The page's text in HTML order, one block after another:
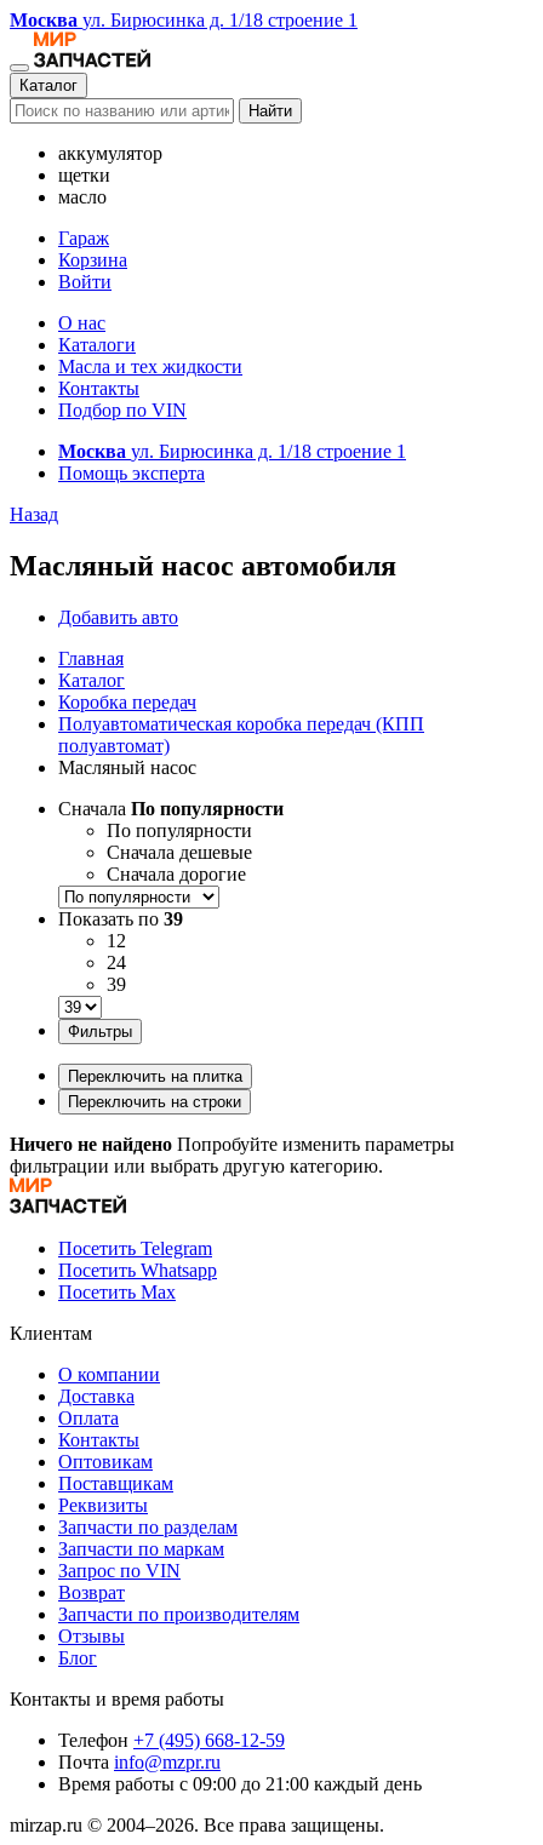
Москва ул. Бирюсинка д. 1/18 строение 1
Каталог
Найти
аккумулятор
щетки
масло
Гараж
Корзина
Войти
О нас
Каталоги
Масла и тех жидкости
Контакты
Подбор по VIN
Москва ул. Бирюсинка д. 1/18 строение 1
Помощь эксперта
Назад
Масляный насос автомобиля
Добавить авто
Главная
Каталог
Коробка передач
Полуавтоматическая коробка передач (КПП
полуавтомат)
Масляный насос
Сначала По популярности
По популярности
Сначала дешевые
Сначала дорогие
Показать по 39
12
24
39
Фильтры
Переключить на плитка
Переключить на строки
Ничего не найдено Попробуйте изменить параметры
фильтрации или выбрать другую категорию.
Посетить Telegram
Посетить Whatsapp
Посетить Max
Клиентам
О компании
Доставка
Оплата
Контакты
Оптовикам
Поставщикам
Реквизиты
Запчасти по разделам
Запчасти по маркам
Запрос по VIN
Возврат
Запчасти по производителям
Отзывы
Блог
Контакты и время работы
Телефон +7 (495) 668-12-59
Почта info@mzpr.ru
Время работы с 09:00 до 21:00 каждый день
mirzap.ru © 2004–2026. Все права защищены.